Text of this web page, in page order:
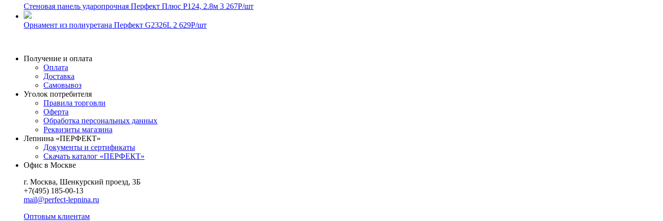
Стеновая панель ударопрочная Перфект Плюс P124, 2.8м 3 267Р/шт
Орнамент из полиуретана Перфект G2326L 2 629Р/шт
Получение и оплата
Оплата
Доставка
Самовывоз
Уголок потребителя
Правила торговли
Оферта
Обработка персональных данных
Реквизиты магазина
Лепнина «ПЕРФЕКТ»
Документы и сертификаты
Скачать каталог «ПЕРФЕКТ»
Офис в Москве
г. Москва, Шенкурский проезд, 3Б
+7(495) 185-00-13
mail@perfect-lepnina.ru
Оптовым клиентам